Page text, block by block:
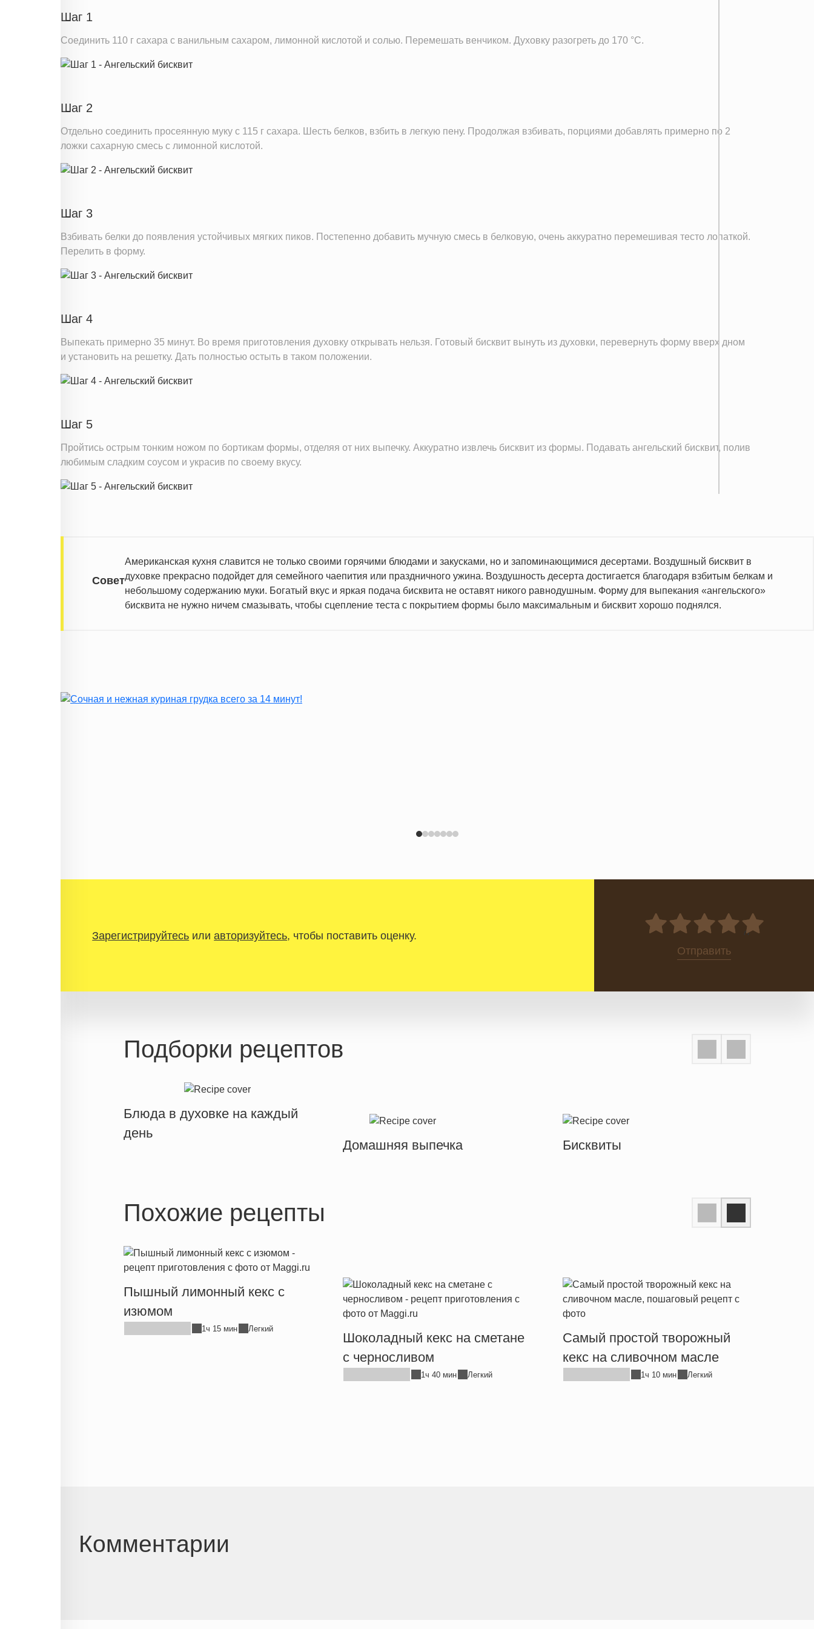
Железо
0.6 мг
Калий
Добавленный сахар
Информация для одной порции
Шаг 1
Соединить 110 г сахара с ванильным сахаром, лимонной кислотой и солью. Перемешать венчиком. Духовку разогреть до 170 °C.
Шаг 2
Отдельно соединить просеянную муку с 115 г сахара. Шесть белков, взбить в легкую пену. Продолжая взбивать, порциями добавлять примерно по 2
ложки сахарную смесь с лимонной кислотой.
Шаг 3
Взбивать белки до появления устойчивых мягких пиков. Постепенно добавить мучную смесь в белковую, очень аккуратно перемешивая тесто лопаткой.
Перелить в форму.
Шаг 4
Выпекать примерно 35 минут. Во время приготовления духовку открывать нельзя. Готовый бисквит вынуть из духовки, перевернуть форму вверх дном
и установить на решетку. Дать полностью остыть в таком положении.
Шаг 5
Пройтись острым тонким ножом по бортикам формы, отделяя от них выпечку. Аккуратно извлечь бисквит из формы. Подавать ангельский бисквит, полив
любимым сладким соусом и украсив по своему вкусу.
Совет
Американская кухня славится не только своими горячими блюдами и закусками, но и запоминающимися десертами. Воздушный бисквит в
духовке прекрасно подойдет для семейного чаепития или праздничного ужина. Воздушность десерта достигается благодаря взбитым белкам и
небольшому содержанию муки. Богатый вкус и яркая подача бисквита не оставят никого равнодушным. Форму для выпекания «ангельского»
бисквита не нужно ничем смазывать, чтобы сцепление теста с покрытием формы было максимальным и бисквит хорошо поднялся.
Зарегистрируйтесьили авторизуйтесь, чтобы поставить оценку. 0
Отправить
Подборки рецептов
Блюда в духовке на каждый
день
Домашняя выпечка Бисквиты
Похожие рецепты
Пышный лимонный кекс с
изюмом
1ч 15 мин Легкий
Шоколадный кекс на сметане
с черносливом
1ч 40 мин Легкий
Самый простой творожный
кекс на сливочном масле
1ч 10 мин Легкий
Комментарии